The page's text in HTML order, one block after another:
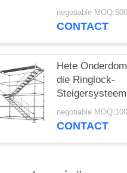
Silverstep van
Steigerdelen
negotiable
CONTACT
Hete
die Ringlock-
Steigersysteem
galvaniseren
Tijdelijke Steiger
negotiable
CONTACT